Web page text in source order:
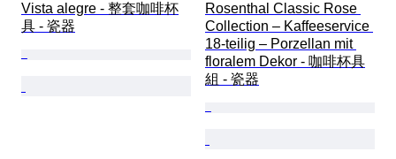
Vista alegre - 整套咖啡杯
具 - 瓷器
Rosenthal Classic Rose
Collection – Kaffeeservice
18-teilig – Porzellan mit
floralem Dekor - 咖啡杯具
組 - 瓷器